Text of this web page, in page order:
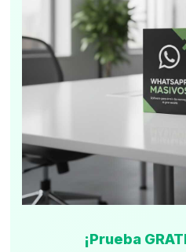
¡Prueba